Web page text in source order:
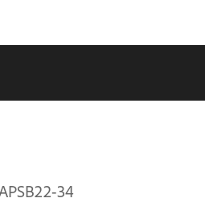
34